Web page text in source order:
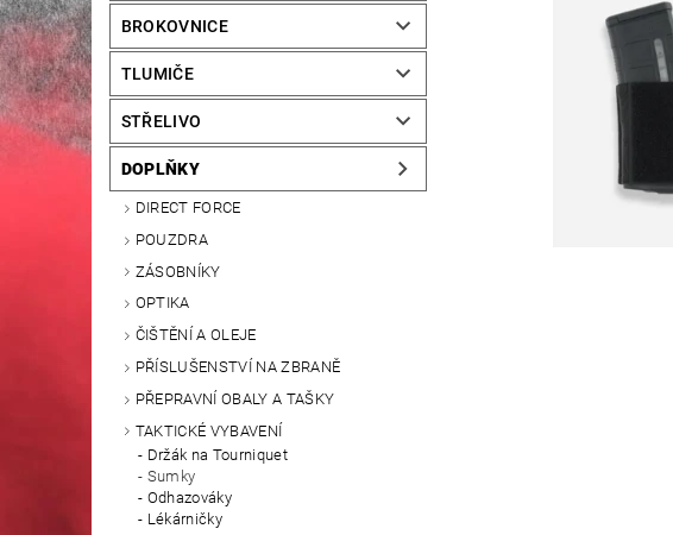
BROKOVNICE
TLUMIČE
STŘELIVO
DOPLŇKY
DIRECT FORCE
POUZDRA
ZÁSOBNÍKY
OPTIKA
ČIŠTĚNÍ A OLEJE
PŘÍSLUŠENSTVÍ NA ZBRANĚ
PŘEPRAVNÍ OBALY A TAŠKY
TAKTICKÉ VYBAVENÍ
Držák na Tourniquet
Sumky
Odhazováky
Lékárničky